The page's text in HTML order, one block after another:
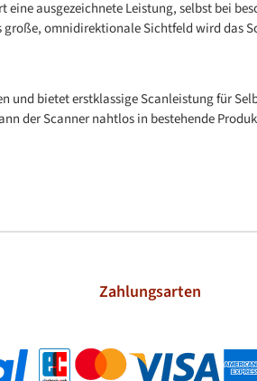
eine ausgezeichnete Leistung, selbst bei
omnidirektionale Sichtfeld wird das
und bietet erstklassige Scanleistung für
der Scanner nahtlos in bestehende
Zahlungsarten